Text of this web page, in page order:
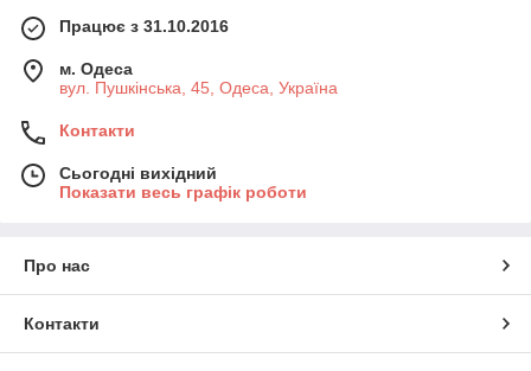
Працює з 31.10.2016
м. Одеса
вул. Пушкінська, 45, Одеса, Україна
Контакти
Сьогодні вихідний
Показати весь графік роботи
Про нас
Контакти